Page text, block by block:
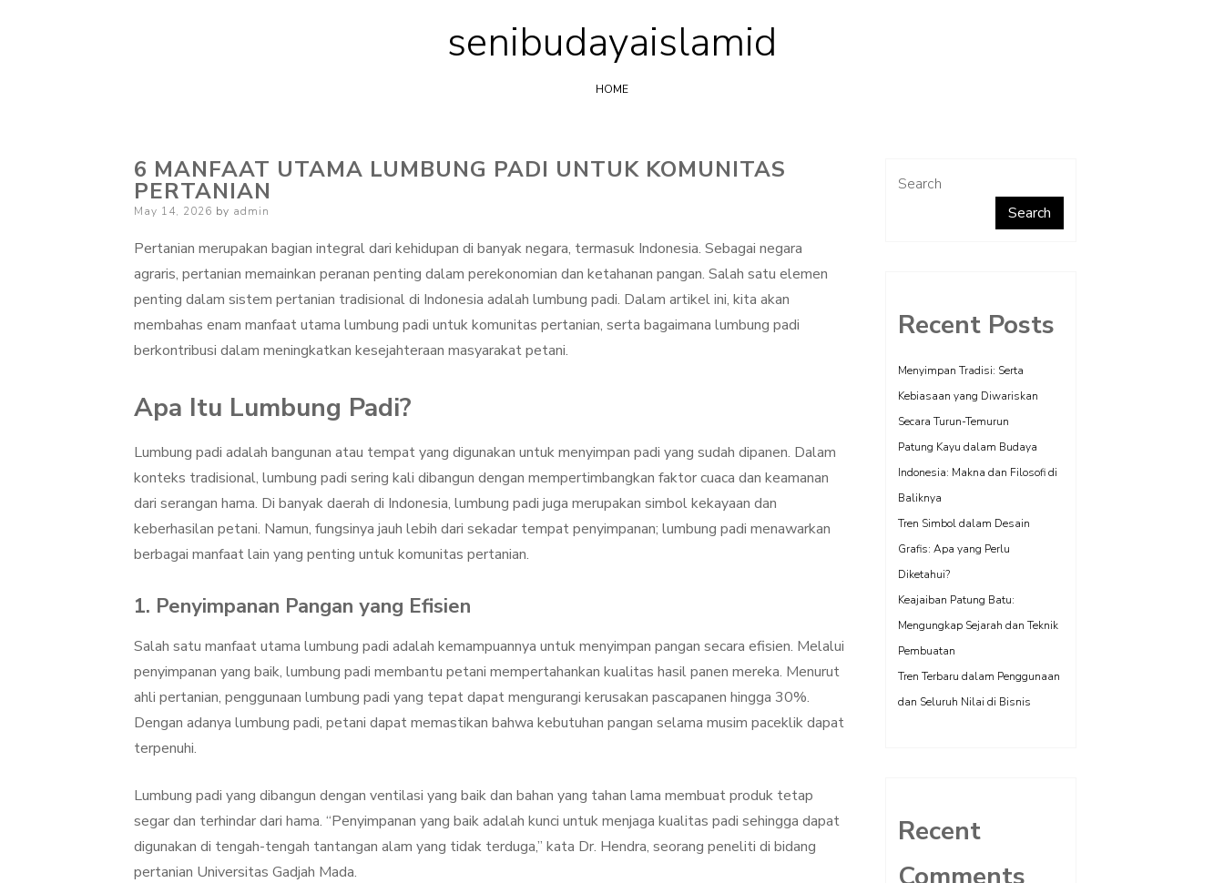
Skip
to
content
senibudayaislamid
HOME
6 MANFAAT UTAMA LUMBUNG PADI UNTUK KOMUNITAS
PERTANIAN
Posted
May 14, 2026 by admin
Pertanian merupakan bagian integral dari kehidupan di banyak negara, termasuk Indonesia. Sebagai negara
agraris, pertanian memainkan peranan penting dalam perekonomian dan ketahanan pangan. Salah satu elemen
penting dalam sistem pertanian tradisional di Indonesia adalah lumbung padi. Dalam artikel ini, kita akan
membahas enam manfaat utama lumbung padi untuk komunitas pertanian, serta bagaimana lumbung padi
berkontribusi dalam meningkatkan kesejahteraan masyarakat petani.
Apa Itu Lumbung Padi?
Lumbung padi adalah bangunan atau tempat yang digunakan untuk menyimpan padi yang sudah dipanen. Dalam
konteks tradisional, lumbung padi sering kali dibangun dengan mempertimbangkan faktor cuaca dan keamanan
dari serangan hama. Di banyak daerah di Indonesia, lumbung padi juga merupakan simbol kekayaan dan
keberhasilan petani. Namun, fungsinya jauh lebih dari sekadar tempat penyimpanan; lumbung padi menawarkan
berbagai manfaat lain yang penting untuk komunitas pertanian.
1. Penyimpanan Pangan yang Efisien
Salah satu manfaat utama lumbung padi adalah kemampuannya untuk menyimpan pangan secara efisien. Melalui
penyimpanan yang baik, lumbung padi membantu petani mempertahankan kualitas hasil panen mereka. Menurut
ahli pertanian, penggunaan lumbung padi yang tepat dapat mengurangi kerusakan pascapanen hingga 30%.
Dengan adanya lumbung padi, petani dapat memastikan bahwa kebutuhan pangan selama musim paceklik dapat
terpenuhi.
Lumbung padi yang dibangun dengan ventilasi yang baik dan bahan yang tahan lama membuat produk tetap
segar dan terhindar dari hama. “Penyimpanan yang baik adalah kunci untuk menjaga kualitas padi sehingga dapat
digunakan di tengah-tengah tantangan alam yang tidak terduga,” kata Dr. Hendra, seorang peneliti di bidang
pertanian Universitas Gadjah Mada.
Search
Search
Recent Posts
Menyimpan Tradisi: Serta
Kebiasaan yang Diwariskan
Secara Turun-Temurun
Patung Kayu dalam Budaya
Indonesia: Makna dan Filosofi di
Baliknya
Tren Simbol dalam Desain
Grafis: Apa yang Perlu
Diketahui?
Keajaiban Patung Batu:
Mengungkap Sejarah dan Teknik
Pembuatan
Tren Terbaru dalam Penggunaan
dan Seluruh Nilai di Bisnis
Recent